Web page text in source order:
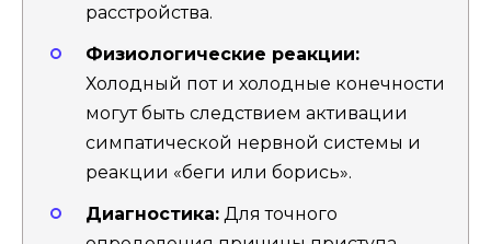
расстройства.
Физиологические реакции:
Холодный пот и холодные конечности
могут быть следствием активации
симпатической нервной системы и
реакции «беги или борись».
Диагностика: Для точного